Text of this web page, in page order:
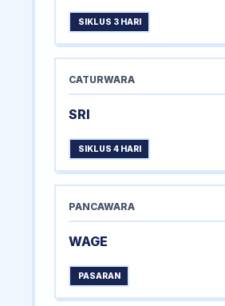
SIKLUS 3 HARI
CATURWARA
SRI
SIKLUS 4 HARI
PANCAWARA
WAGE
PASARAN